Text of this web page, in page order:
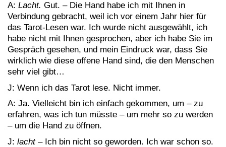
A: Lacht. Gut. – Die Hand habe ich mit Ihnen in
Verbindung gebracht, weil ich vor einem Jahr hier für
das Tarot-Lesen war. Ich wurde nicht ausgewählt, ich
habe nicht mit Ihnen gesprochen, aber ich habe Sie im
Gespräch gesehen, und mein Eindruck war, dass Sie
wirklich wie diese offene Hand sind, die den Menschen
sehr viel gibt…
J: Wenn ich das Tarot lese. Nicht immer.
A: Ja. Vielleicht bin ich einfach gekommen, um – zu
erfahren, was ich tun müsste – um mehr so zu werden
– um die Hand zu öffnen.
J: lacht– Ich bin nicht so geworden. Ich war schon so.